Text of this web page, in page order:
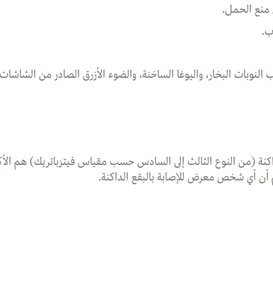
الحمل.
البخار، واليوغا الساخنة، والضوء الأزرق الصادر من
(من النوع الثالث إلى السادس حسب مقياس فيتزباتريك) هم
أي شخص معرض للإصابة بالبقع الداكنة.